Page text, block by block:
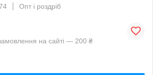
Опт і роздріб
на сайті — 200 ₴